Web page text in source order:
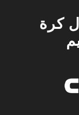
كرة